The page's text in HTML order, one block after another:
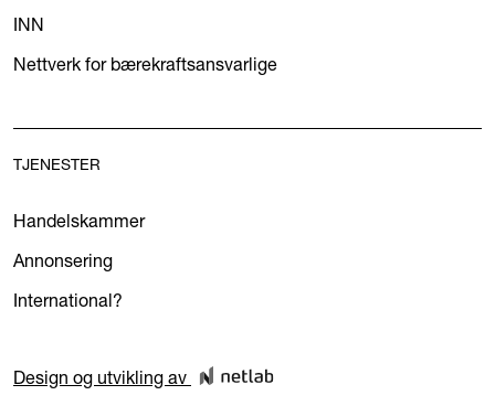
INN
Nettverk for bærekraftsansvarlige
TJENESTER
Handelskammer
Annonsering
International?
Design og utvikling av